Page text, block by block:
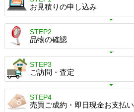
お見積りの申し込み
STEP2
品物の確認
STEP3
ご訪問・査定
STEP4
売買ご成約・即日現金お支払い